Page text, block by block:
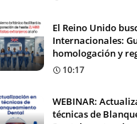
El Reino Unido
Internacionales:
homologación y
10:17
WEBINAR:
técnicas de